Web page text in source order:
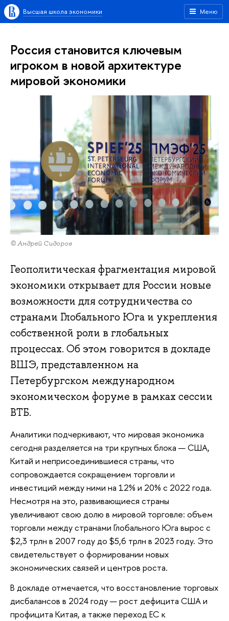
Меню
Высшая школа экономики
Россия становится ключевым
игроком в новой архитектуре
мировой экономики
© Андрей Сидоров
Геополитическая фрагментация мировой
экономики открывает для России новые
возможности для сотрудничества со
странами Глобального Юга и укрепления
собственной роли в глобальных
процессах. Об этом говорится в докладе
ВШЭ, представленном на
Петербургском международном
экономическом форуме в рамках сессии
ВТБ.
Аналитики подчеркивают, что мировая экономика
сегодня разделяется на три крупных блока — США,
Китай и неприсоединившиеся страны, что
сопровождается сокращением торговли и
инвестиций между ними на 12% и 20% с 2022 года.
Несмотря на это, развивающиеся страны
увеличивают свою долю в мировой торговле: объем
торговли между странами Глобального Юга вырос с
$2,3 трлн в 2007 году до $5,6 трлн в 2023 году. Это
свидетельствует о формировании новых
экономических связей и центров роста.
В докладе отмечается, что восстановление торговых
дисбалансов в 2024 году — рост дефицита США и
профицита Китая, а также переход ЕС к